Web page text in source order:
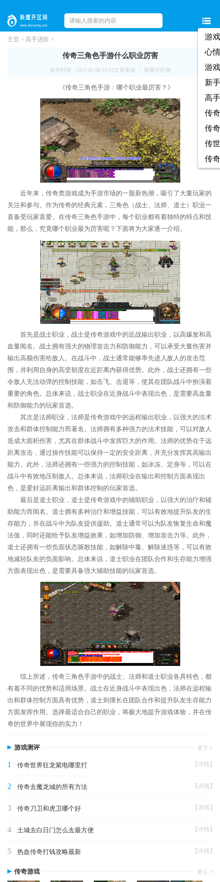
游
心
游
新
高
传
传
传
传
主页 > 高手进阶 >
传奇三角色手游什么职业厉害
发布时间 : 2023-09-06 03:52文章来源 ： 新鹰开区网
《传奇三角色手游：哪个职业最厉害？》
近年来，传奇类游戏成为手游市场的一股新热潮，吸引了大量玩家的
关注和参与。作为传奇的经典元素，三角色（战士、法师、道士）职业一
直备受玩家喜爱。在传奇三角色手游中，每个职业都有着独特的特点和技
能，那么，究竟哪个职业最为厉害呢？下面将为大家逐一介绍。
首先是战士职业，战士是传奇游戏中的近战输出职业，以高爆发和高
血量闻名。战士拥有强大的物理攻击力和防御能力，可以承受大量伤害并
输出高额伤害给敌人。在战斗中，战士通常能够率先进入敌人的攻击范
围，并利用自身的高坚韧度在近距离内获得优势。此外，战士还拥有一些
令敌人无法动弹的控制技能，如击飞、击退等，使其在团队战斗中扮演着
重要的角色。总体来说，战士职业在近身战斗中表现出色，是需要高血量
和防御能力的玩家首选。
其次是法师职业，法师是传奇游戏中的远程输出职业，以强大的法术
攻击和群体控制能力而著名。法师拥有多种强力的法术技能，可以对敌人
造成大面积伤害，尤其在群体战斗中发挥巨大的作用。法师的优势在于远
距离攻击，通过操作技能可以保持一定的安全距离，并充分发挥其高输出
能力。此外，法师还拥有一些强力的控制技能，如冰冻、定身等，可以在
战斗中有效地压制敌人。总体来说，法师职业在输出和控制方面表现出
色，是爱好远距离输出和群体控制的玩家首选。
最后是道士职业，道士是传奇游戏中的辅助职业，以强大的治疗和辅
助能力而闻名。道士拥有多种治疗和增益技能，可以有效地提升队友的生
存能力，并在战斗中为队友提供援助。道士通常可以为队友恢复生命和魔
法值，同时还能给予队友增益效果，如增加防御、增加攻击力等。此外，
道士还拥有一些负面状态驱散技能，如解除中毒、解除迷惑等，可以有效
地减轻队友的负面影响。总体来说，道士职业在团队合作和生存能力增强
方面表现出色，是需要具备强大辅助技能的玩家首选。
综上所述，传奇三角色手游中的战士、法师和道士职业各具特色，都
有着不同的优势和适用场景。战士在近身战斗中表现出色，法师在远程输
出和群体控制方面具有优势，道士则擅长在团队合作和提升队友生存能力
方面发挥作用。选择最适合自己的职业，将极大地提升游戏体验，并在传
奇的世界中展现你的实力！
游戏测评
1 传奇世界狂龙紫电哪里打 【详情】
2 传奇去魔龙城的所有方法 【详情】
3 传奇刀卫和虎卫哪个好 【详情】
4 土城去白日门怎么去最方便 【详情】
5 热血传奇打钱攻略最新 【详情】
传奇游戏